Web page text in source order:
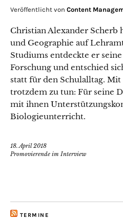
Veröffentlicht von Content
Christian Alexander Scherb
und Geographie auf
Studiums entdeckte er
Forschung und entschied
statt für den Schulalltag.
trotzdem zu tun: Für seine
mit ihnen
Biologieunterricht.
18. April 2018
Promovierende im Interview
TERMINE